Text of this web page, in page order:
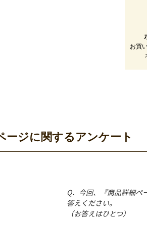
お買
ージに関するアンケート